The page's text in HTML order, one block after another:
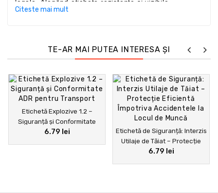
legale. Alegând etichete rezistente și vizibile,
investești în siguranța și eficiența mediului tău de
Citeste mai mult
TE-AR MAI PUTEA INTERESA ȘI
Etichetă Explozive 1.2 –
Siguranță și Conformitate
ADR pentru Transport
6.79 lei
Etichetă de Siguranță: Interzis
Utilaje de Tăiat – Protecție
Eficientă Împotriva
6.79 lei